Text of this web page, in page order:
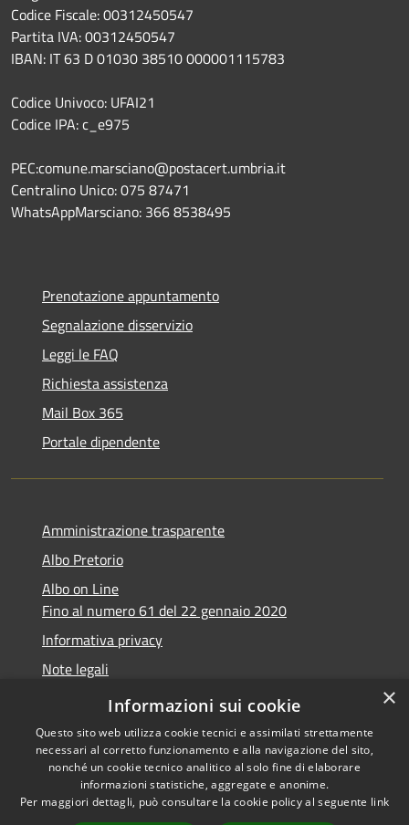
Codice Fiscale: 00312450547
Partita IVA: 00312450547
IBAN: IT 63 D 01030 38510 000001115783
Codice Univoco: UFAI21
Codice IPA: c_e975
PEC:comune.marsciano@postacert.umbria.it
Centralino Unico: 075 87471
WhatsAppMarsciano: 366 8538495
Prenotazione appuntamento
Segnalazione disservizio
Leggi le FAQ
Richiesta assistenza
Mail Box 365
Portale dipendente
Amministrazione trasparente
Albo Pretorio
Albo on Line
Fino al numero 61 del 22 gennaio 2020
Informativa privacy
Note legali
Dichiarazione di accessibilità
Accessibilità
Copyright © 2026 • Comune di
Marsciano • Powered by
×
Informazioni sui cookie
Questo sito web utilizza cookie tecnici e assimilati strettamente
necessari al corretto funzionamento e alla navigazione del sito,
nonché un cookie tecnico analitico al solo fine di elaborare
informazioni statistiche, aggregate e anonime.
Per maggiori dettagli, può consultare la cookie policy al seguente link